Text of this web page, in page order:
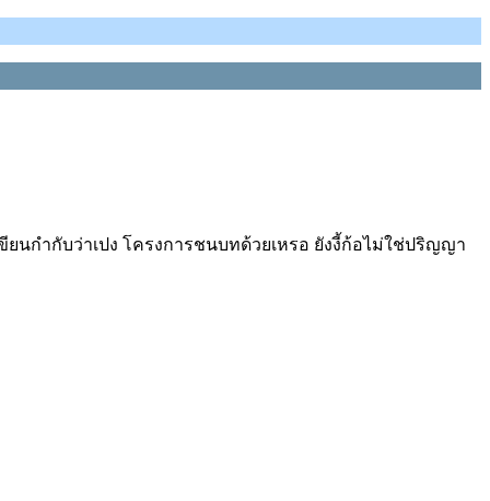
ขียนกำกับว่าเปง โครงการชนบทด้วยเหรอ ยังงี้ก้อไม่ใช่ปริญญา